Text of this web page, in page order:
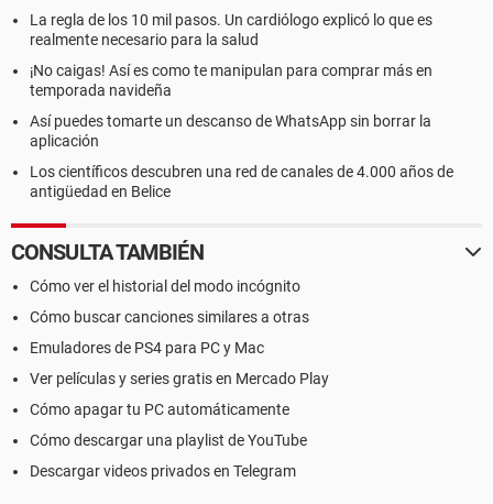
La regla de los 10 mil pasos. Un cardiólogo explicó lo que es
realmente necesario para la salud
¡No caigas! Así es como te manipulan para comprar más en
temporada navideña
Así puedes tomarte un descanso de WhatsApp sin borrar la
aplicación
Los científicos descubren una red de canales de 4.000 años de
antigüedad en Belice
CONSULTA TAMBIÉN
Cómo ver el historial del modo incógnito
Cómo buscar canciones similares a otras
Emuladores de PS4 para PC y Mac
Ver películas y series gratis en Mercado Play
Cómo apagar tu PC automáticamente
Cómo descargar una playlist de YouTube
Descargar videos privados en Telegram